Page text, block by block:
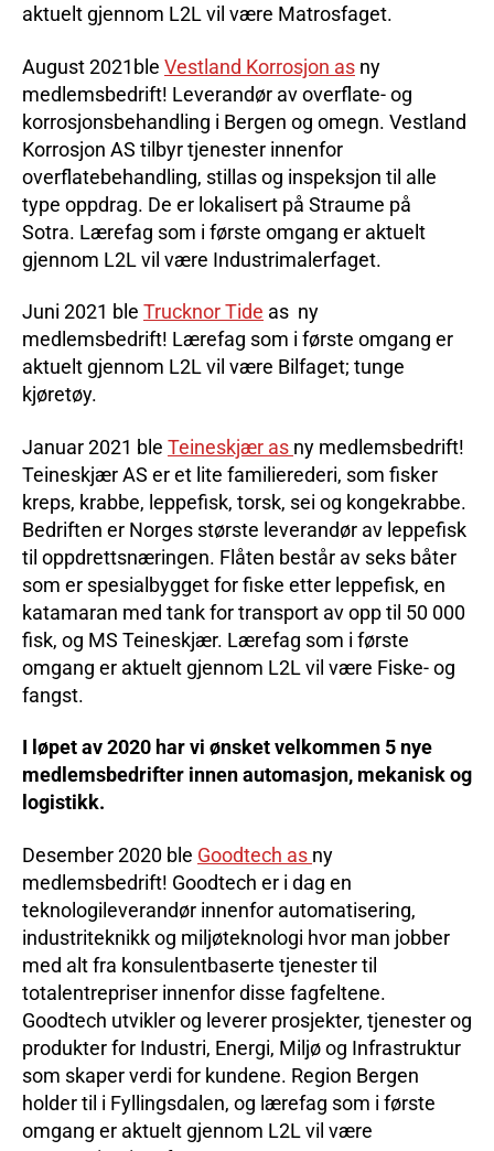
aktuelt gjennom L2L vil være Matrosfaget.
August 2021ble Vestland Korrosjon as ny
medlemsbedrift! Leverandør av overflate- og
korrosjonsbehandling i Bergen og omegn. Vestland
Korrosjon AS tilbyr tjenester innenfor
overflatebehandling, stillas og inspeksjon til alle
type oppdrag. De er lokalisert på Straume på
Sotra. Lærefag som i første omgang er aktuelt
gjennom L2L vil være Industrimalerfaget.
Juni 2021 ble Trucknor Tide as ny
medlemsbedrift! Lærefag som i første omgang er
aktuelt gjennom L2L vil være Bilfaget; tunge
kjøretøy.
Januar 2021 ble Teineskjær as ny medlemsbedrift!
Teineskjær AS er et lite familierederi, som fisker
kreps, krabbe, leppefisk, torsk, sei og kongekrabbe.
Bedriften er Norges største leverandør av leppefisk
til oppdrettsnæringen. Flåten består av seks båter
som er spesialbygget for fiske etter leppefisk, en
katamaran med tank for transport av opp til 50 000
fisk, og MS Teineskjær. Lærefag som i første
omgang er aktuelt gjennom L2L vil være Fiske- og
fangst.
I løpet av 2020 har vi ønsket velkommen 5 nye
medlemsbedrifter innen automasjon, mekanisk og
logistikk.
Desember 2020 ble Goodtech as ny
medlemsbedrift! Goodtech er i dag en
teknologileverandør innenfor automatisering,
industriteknikk og miljøteknologi hvor man jobber
med alt fra konsulentbaserte tjenester til
totalentrepriser innenfor disse fagfeltene.
Goodtech utvikler og leverer prosjekter, tjenester og
produkter for Industri, Energi, Miljø og Infrastruktur
som skaper verdi for kundene. Region Bergen
holder til i Fyllingsdalen, og lærefag som i første
omgang er aktuelt gjennom L2L vil være